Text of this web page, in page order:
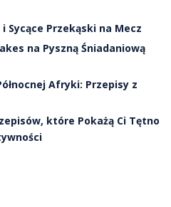
Sycące Przekąski na Mecz
na Pyszną Śniadaniową
Afryki: Przepisy z
które Pokażą Ci Tętno